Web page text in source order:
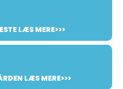
LÆS MERE>>>
LÆS MERE>>>